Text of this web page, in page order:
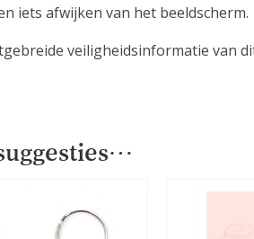
iets afwijken van het beeldscherm.
veiligheidsinformatie van